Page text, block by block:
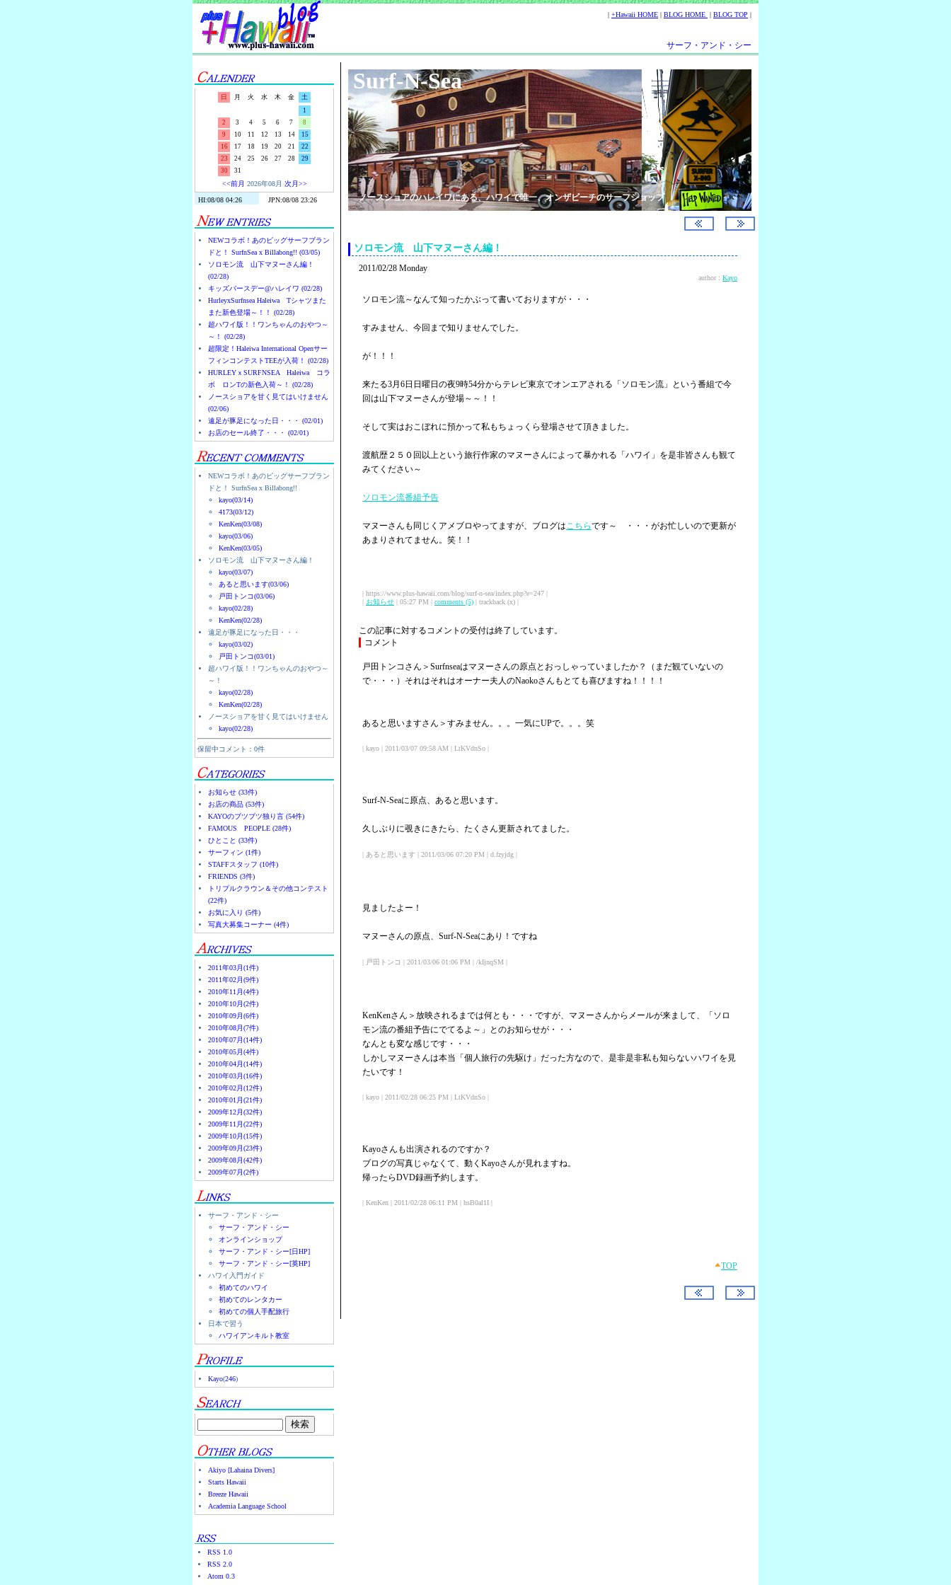
| +Hawaii HOME | BLOG HOME | BLOG TOP |
サーフ・アンド・シー
日 月 火 水 木 金
土
1
2
3 4 5 6 7
8
9
10 11 12 13 14
15
16
17 18 19 20 21
22
23
24 25 26 27 28
29
30
31
<<前月 2026年08月 次月>>
NEWコラボ！あのビッグサーフブラン
ドと！ SurfnSea x Billabong!! (03/05)
ソロモン流 山下マヌーさん編！
(02/28)
キッズバースデー@ハレイワ (02/28)
HurleyxSurfnsea Haleiwa Tシャツまた
また新色登場～！！ (02/28)
超ハワイ版！！ワンちゃんのおやつ～
～！ (02/28)
超限定！Haleiwa International Openサー
フィンコンテストTEEが入荷！ (02/28)
HURLEYｘSURFNSEA Haleiwa コラ
ボ ロンTの新色入荷～！ (02/28)
ノースショアを甘く見てはいけません
(02/06)
遠足が豚足になった日・・・ (02/01)
お店のセール終了・・・ (02/01)
NEWコラボ！あのビッグサーフブラン
ドと！ SurfnSea x Billabong!!
kayo(03/14)
4173(03/12)
KenKen(03/08)
kayo(03/06)
KenKen(03/05)
ソロモン流 山下マヌーさん編！
kayo(03/07)
あると思います(03/06)
戸田トンコ(03/06)
kayo(02/28)
KenKen(02/28)
遠足が豚足になった日・・・
kayo(03/02)
戸田トンコ(03/01)
超ハワイ版！！ワンちゃんのおやつ～
～！
kayo(02/28)
KenKen(02/28)
ノースショアを甘く見てはいけません
kayo(02/28)
保留中コメント：0件
お知らせ (33件)
お店の商品 (53件)
KAYOのブツブツ独り言 (54件)
FAMOUS PEOPLE (28件)
ひとこと (33件)
サーフィン (1件)
STAFFスタッフ (10件)
FRIENDS (3件)
トリプルクラウン＆その他コンテスト
(22件)
お気に入り (5件)
写真大募集コーナー (4件)
2011年03月(1件)
2011年02月(9件)
2010年11月(4件)
2010年10月(2件)
2010年09月(6件)
2010年08月(7件)
2010年07月(14件)
2010年05月(4件)
2010年04月(14件)
2010年03月(16件)
2010年02月(12件)
2010年01月(21件)
2009年12月(32件)
2009年11月(22件)
2009年10月(15件)
2009年09月(23件)
2009年08月(42件)
2009年07月(2件)
サーフ・アンド・シー
サーフ・アンド・シー
オンラインショップ
サーフ・アンド・シー[日HP]
サーフ・アンド・シー[英HP]
ハワイ入門ガイド
初めてのハワイ
初めてのレンタカー
初めての個人手配旅行
日本で習う
ハワイアンキルト教室
Kayo(246)
Akiyo [Lahaina Divers]
Starts Hawaii
Breeze Hawaii
Academia Language School
RSS 1.0
RSS 2.0
Atom 0.3
Surf-N-Sea
ノースショアのハレイワにある、ハワイで唯一、オンザビーチのサーフショップ
ソロモン流 山下マヌーさん編！
2011/02/28 Monday
author : Kayo
ソロモン流～なんて知ったかぶって書いておりますが・・・
すみません、今回まで知りませんでした。
が！！！
来たる3月6日日曜日の夜9時54分からテレビ東京でオンエアされる「ソロモン流」という番組で今
回は山下マヌーさんが登場～～！！
そして実はおこぼれに預かって私もちょっくら登場させて頂きました。
渡航歴２５０回以上という旅行作家のマヌーさんによって暴かれる「ハワイ」を是非皆さんも観て
みてください～
ソロモン流番組予告
マヌーさんも同じくアメブロやってますが、ブログはこちらです～ ・・・がお忙しいので更新が
あまりされてません。笑！！
| https://www.plus-hawaii.com/blog/surf-n-sea/index.php?e=247 |
| お知らせ | 05:27 PM | comments (5) | trackback (x) |
この記事に対するコメントの受付は終了しています。
コメント
戸田トンコさん＞Surfnseaはマヌーさんの原点とおっしゃっていましたか？（まだ観ていないの
で・・・）それはそれはオーナー夫人のNaokoさんもとても喜びますね！！！！
あると思いますさん＞すみません。。。一気にUPで。。。笑
| kayo | 2011/03/07 09:58 AM | LtKVdnSo |
Surf-N-Seaに原点、あると思います。
久しぶりに覗きにきたら、たくさん更新されてました。
| あると思います | 2011/03/06 07:20 PM | d.fzyjdg |
見ましたよー！
マヌーさんの原点、Surf-N-Seaにあり！ですね
| 戸田トンコ | 2011/03/06 01:06 PM | /kIjnqSM |
KenKenさん＞放映されるまでは何とも・・・ですが、マヌーさんからメールが来まして、「ソロ
モン流の番組予告にでてるよ～」とのお知らせが・・・
なんとも変な感じです・・・
しかしマヌーさんは本当「個人旅行の先駆け」だった方なので、是非是非私も知らないハワイを見
たいです！
| kayo | 2011/02/28 06:25 PM | LtKVdnSo |
Kayoさんも出演されるのですか？
ブログの写真じゃなくて、動くKayoさんが見れますね。
帰ったらDVD録画予約します。
| KenKen | 2011/02/28 06:11 PM | hsB0al1I |
TOP